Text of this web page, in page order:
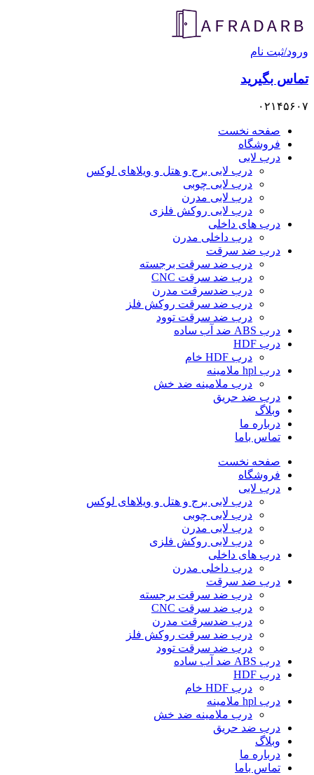
ثبت نام
بگیرید
صفحه نخست
فروشگاه
درب لابی
درب لابی برج و هتل و ویلاهای لوکس
درب لابی چوبی
درب لابی مدرن
درب لابی روکش فلزی
درب های داخلی
درب داخلی مدرن
درب ضد سرقت
درب ضد سرقت برجسته
درب ضد سرقت CNC
درب ضدسرقت مدرن
درب ضد سرقت روکش فلز
درب ضد سرقت توود
درب ABS ضد آب ساده
درب HDF
درب HDF خام
درب hpl ملامینه
درب ملامینه ضد خش
درب ضد حریق
وبلاگ
درباره ما
تماس باما
صفحه نخست
فروشگاه
درب لابی
درب لابی برج و هتل و ویلاهای لوکس
درب لابی چوبی
درب لابی مدرن
درب لابی روکش فلزی
درب های داخلی
درب داخلی مدرن
درب ضد سرقت
درب ضد سرقت برجسته
درب ضد سرقت CNC
درب ضدسرقت مدرن
درب ضد سرقت روکش فلز
درب ضد سرقت توود
درب ABS ضد آب ساده
درب HDF
درب HDF خام
درب hpl ملامینه
درب ملامینه ضد خش
درب ضد حریق
وبلاگ
درباره ما
تماس باما